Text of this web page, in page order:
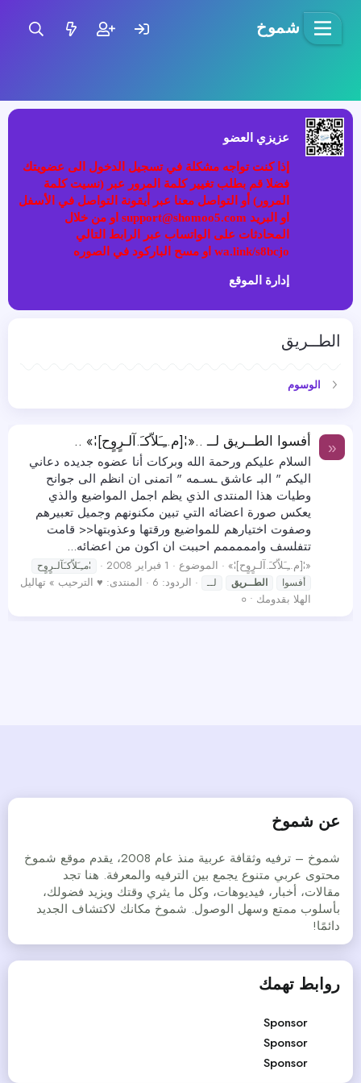
شموخ
عزيزي العضو
إذا كنت تواجه مشكلة في تسجيل الدخول الى عضويتك
فضلا قم بطلب تغيير كلمة المرور عبر (نسيت كلمة
المرور) أو التواصل معنا عبر أيقونة التواصل في الأسفل
او البريد support@shomoo5.com او من خلال
المحادثات على الواتساب عبر الرابط التالي
wa.link/s8bcjo او مسح الباركود في الصوره
إدارة الموقع
الطــريق
الوسوم
« أفسوا الطــريق لــ ..«¦[م.ـِـَلاّكـَ.آلـرٍوٍح]¦» ..
السلام عليكم ورحمة الله وبركات أنا عضوه جديده دعاني
اليكم " البـ عاشق ـسـمه " اتمنى ان انظم الى جوانح
وطيات هذا المنتدى الذي يظم اجمل المواضيع والذي
يعكس صورة اعضائه التي تبين مكنونهم وجميل تعبيرهم
وصفوت اختيارهم للمواضيع ورقتها وعذوبتها<< قامت
تتفلسف وامممممم احببت ان اكون من اعضائه...
«¦[م.ـِـَلاّكـَ.آلـرٍوٍح]¦» الموضوع 1 فبراير 2008
¦مـِـَلاّكـَآلـرٍوٍح
أفسوا
الطــريق لــ الردود: 6 المنتدى: ♥ الترحيب » تهاليل
الهلا بقدومك • ०
عن شموخ
شموخ – ترفيه وثقافة عربية منذ عام 2008، يقدم موقع شموخ
محتوى عربي متنوع يجمع بين الترفيه والمعرفة. هنا تجد
مقالات، أخبار، فيديوهات، وكل ما يثري وقتك ويزيد فضولك،
بأسلوب ممتع وسهل الوصول. شموخ مكانك لاكتشاف الجديد
دائمًا!
روابط تهمك
Sponsor
Sponsor
Sponsor